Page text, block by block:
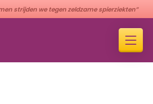
strijden we tegen zeldzame spierziekten”